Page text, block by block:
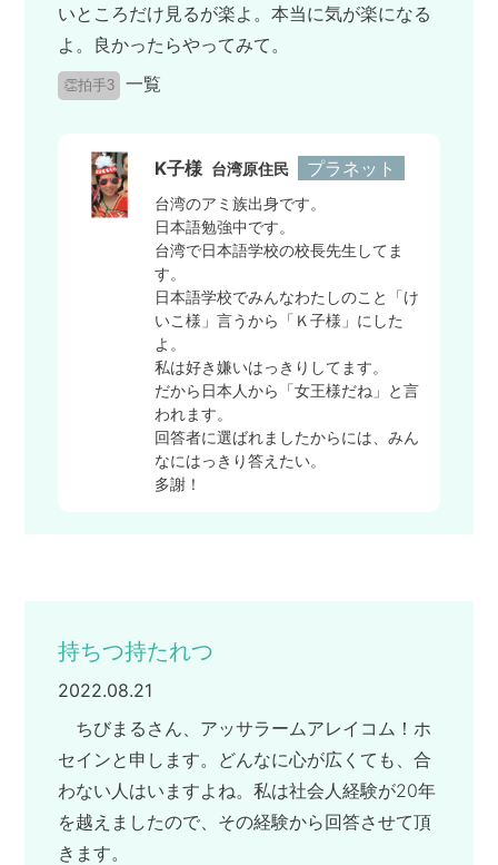
いところだけ見るが楽よ。本当に気が楽になる
よ。良かったらやってみて。
👏拍手3 一覧
K子様 台湾原住民 プラネット
台湾のアミ族出身です。
日本語勉強中です。
台湾で日本語学校の校長先生してま
す。
日本語学校でみんなわたしのこと「け
いこ様」言うから「Ｋ子様」にした
よ。
私は好き嫌いはっきりしてます。
だから日本人から「女王様だね」と言
われます。
回答者に選ばれましたからには、みん
なにはっきり答えたい。
多謝！
持ちつ持たれつ
2022.08.21
ちびまるさん、アッサラームアレイコム！ホ
セインと申します。どんなに心が広くても、合
わない人はいますよね。私は社会人経験が20年
を越えましたので、その経験から回答させて頂
きます。